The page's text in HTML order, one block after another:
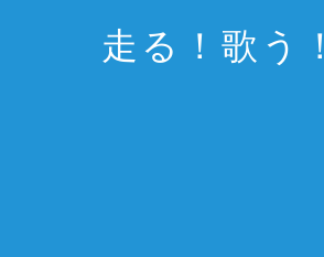
走る！歌う！